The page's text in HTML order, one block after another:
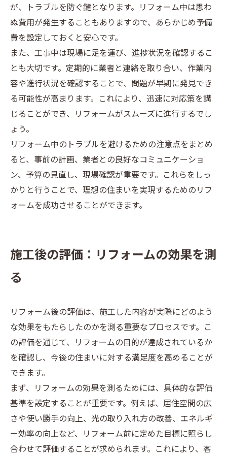
が、トラブルを防ぐ鍵となります。リフォーム中は思わ
ぬ費用が発生することもありますので、あらかじめ予備
費を設定しておくと安心です。
また、工事中は現場に足を運び、進捗状況を確認するこ
とも大切です。定期的に業者と連絡を取り合い、作業内
容や進行状況を確認することで、問題が早期に発見でき
る可能性が高まります。これにより、迅速に対応策を講
じることができ、リフォームがスムーズに進行するでし
ょう。
リフォーム中のトラブルを避けるための注意点をまとめ
ると、事前の計画、業者との良好なコミュニケーショ
ン、予算の見直し、現場確認が重要です。これらをしっ
かりと行うことで、理想の住まいを実現するためのリフ
ォームを成功させることができます。
施工後の評価：リフォームの効果を測
る
リフォーム後の評価は、施工した内容が実際にどのよう
な効果をもたらしたのかを測る重要なプロセスです。こ
の評価を通じて、リフォームの目的が達成されているか
を確認し、今後の住まいに対する満足度を高めることが
できます。
まず、リフォームの効果を測るためには、具体的な評価
基準を設定することが重要です。例えば、居住空間の広
さや使い勝手の向上、光の取り入れ方の改善、エネルギ
ー効率の向上など、リフォーム前に定めた目標に照らし
合わせて評価することが求められます。これにより、客